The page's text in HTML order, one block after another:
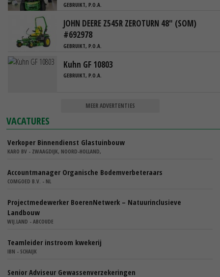
GEBRUIKT, P.O.A.
JOHN DEERE Z545R ZEROTURN 48" (SOM)
#692978
GEBRUIKT, P.O.A.
Kuhn GF 10803
GEBRUIKT, P.O.A.
MEER ADVERTENTIES
VACATURES
Verkoper Binnendienst Glastuinbouw
KARO BV - ZWAAGDIJK, NOORD-HOLLAND,
Accountmanager Organische Bodemverbeteraars
COMGOED B.V. - NL
Projectmedewerker BoerenNetwerk – Natuurinclusieve
Landbouw
WIJ.LAND - ABCOUDE
Teamleider instroom kwekerij
IBN - SCHAIJK
Senior Adviseur Gewassenverzekeringen